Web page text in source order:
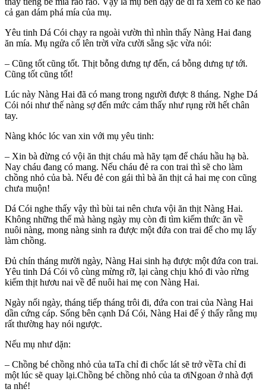
cả gan dám phá mía của mụ.
Yêu tinh Dá Cói chạy ra ngoài vườn thì nhìn thấy Nàng Hai đang
ăn mía. Mụ ngửa cổ lên trời vừa cười sằng sặc vừa nói:
– Cũng tốt cũng tốt. Thịt bỗng dưng tự đến, cá bỗng dưng tự tới.
Cũng tốt cũng tốt!
Lúc này Nàng Hai đã có mang trong người được 8 tháng. Nghe Dá
Cói nói như thế nàng sợ đến mức cảm thấy như rụng rời hết chân
tay.
Nàng khóc lóc van xin với mụ yêu tinh:
– Xin bà đừng có vội ăn thịt cháu mà hãy tạm để cháu hầu hạ bà.
Nay cháu đang có mang. Nếu cháu đẻ ra con trai thì sẽ cho làm
chồng nhỏ của bà. Nếu đẻ con gái thì bà ăn thịt cả hai mẹ con cũng
chưa muộn!
Dá Cói nghe thấy vậy thì bùi tai nên chưa vội ăn thịt Nàng Hai.
Không những thế mà hàng ngày mụ còn đi tìm kiếm thức ăn về
nuôi nàng, mong nàng sinh ra được một đứa con trai để cho mụ lấy
làm chồng.
Đủ chín tháng mười ngày, Nàng Hai sinh hạ được một đứa con trai.
Yêu tinh Dá Cói vô cùng mừng rỡ, lại càng chịu khó đi vào rừng
kiếm thịt hươu nai về để nuôi hai mẹ con Nàng Hai.
Ngày nối ngày, tháng tiếp tháng trôi đi, đứa con trai của Nàng Hai
dần cứng cáp. Sống bên cạnh Dá Cói, Nàng Hai để ý thấy rằng mụ
rất thường hay nói ngược.
Nếu mụ như dặn:
– Chồng bé chồng nhỏ của taTa chỉ đi chốc lát sẽ trở vềTa chỉ đi
một lúc sẽ quay lại.Chồng bé chồng nhỏ của ta ơiNgoan ở nhà đợi
ta nhé!